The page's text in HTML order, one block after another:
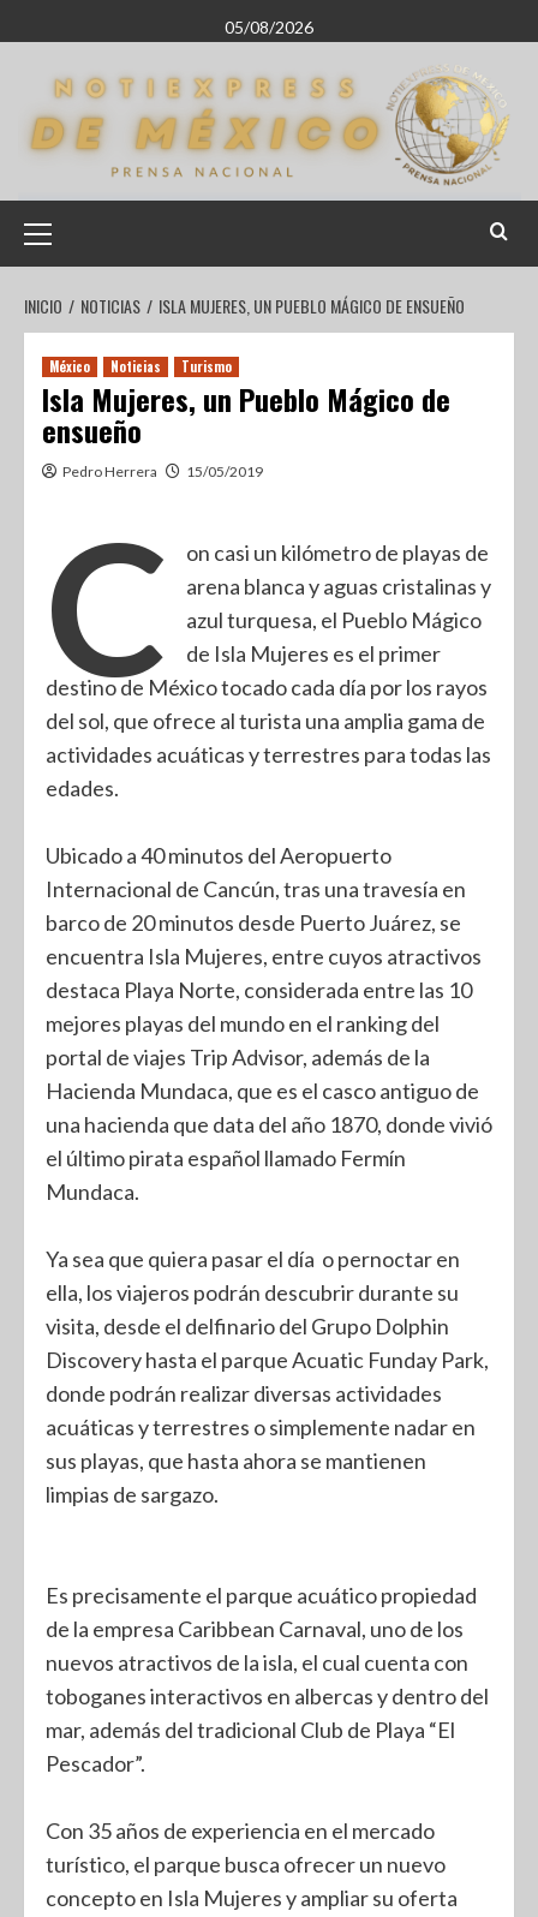
05/08/2026
INICIO NOTICIAS ISLA MUJERES, UN PUEBLO MÁGICO DE ENSUEÑO
México Noticias Turismo
Isla Mujeres, un Pueblo Mágico de
ensueño
Pedro Herrera 15/05/2019
C
on casi un kilómetro de playas de
arena blanca y aguas cristalinas y
azul turquesa, el Pueblo Mágico
de Isla Mujeres es el primer
destino de México tocado cada día por los rayos
del sol, que ofrece al turista una amplia gama de
actividades acuáticas y terrestres para todas las
edades.
Ubicado a 40 minutos del Aeropuerto
Internacional de Cancún, tras una travesía en
barco de 20 minutos desde Puerto Juárez, se
encuentra Isla Mujeres, entre cuyos atractivos
destaca Playa Norte, considerada entre las 10
mejores playas del mundo en el ranking del
portal de viajes Trip Advisor, además de la
Hacienda Mundaca, que es el casco antiguo de
una hacienda que data del año 1870, donde vivió
el último pirata español llamado Fermín
Mundaca.
Ya sea que quiera pasar el día o pernoctar en
ella, los viajeros podrán descubrir durante su
visita, desde el delfinario del Grupo Dolphin
Discovery hasta el parque Acuatic Funday Park,
donde podrán realizar diversas actividades
acuáticas y terrestres o simplemente nadar en
sus playas, que hasta ahora se mantienen
limpias de sargazo.
Es precisamente el parque acuático propiedad
de la empresa Caribbean Carnaval, uno de los
nuevos atractivos de la isla, el cual cuenta con
toboganes interactivos en albercas y dentro del
mar, además del tradicional Club de Playa “El
Pescador”.
Con 35 años de experiencia en el mercado
turístico, el parque busca ofrecer un nuevo
concepto en Isla Mujeres y ampliar su oferta